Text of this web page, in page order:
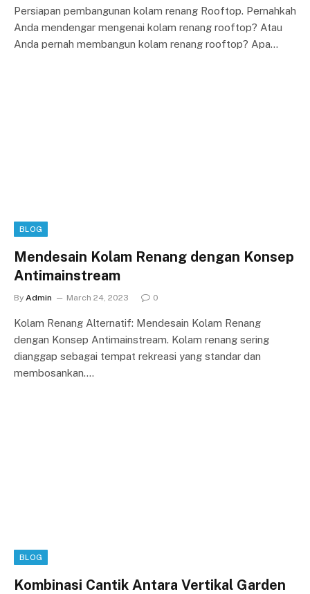
Persiapan pembangunan kolam renang Rooftop. Pernahkah
Anda mendengar mengenai kolam renang rooftop? Atau
Anda pernah membangun kolam renang rooftop? Apa…
BLOG
Mendesain Kolam Renang dengan Konsep
Antimainstream
By Admin March 24, 2023 0
Kolam Renang Alternatif: Mendesain Kolam Renang
dengan Konsep Antimainstream. Kolam renang sering
dianggap sebagai tempat rekreasi yang standar dan
membosankan.…
BLOG
Kombinasi Cantik Antara Vertikal Garden